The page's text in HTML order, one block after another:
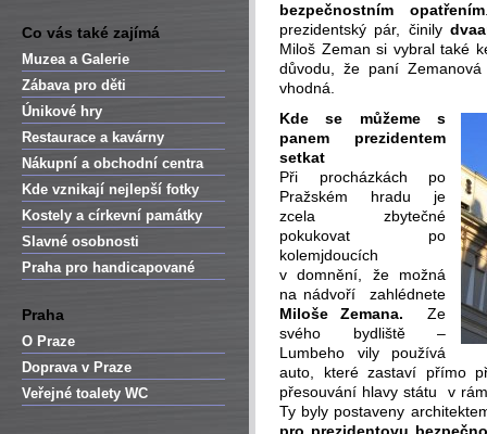
Co vás také zajímá
Muzea a Galerie
Zábava pro děti
Únikové hry
Restaurace a kavárny
Nákupní a obchodní centra
Kde vznikají nejlepší fotky
Kostely a církevní památky
Slavné osobnosti
Praha pro handicapované
Praha
O Praze
Doprava v Praze
Veřejné toalety WC
bezpečnostním opatřením
prezidentský pár, činily
Miloš Zeman si vybral také
důvodu, že paní
vhodná.
Kde se můžeme s
panem prezidentem
setkat
Při procházkách po
Pražském hradu je
zcela zbytečné
pokukovat po
kolemjdoucích
v domnění, že možná
na nádvoří zahlédnete
Miloše Zemana. Ze
svého bydliště –
Lumbeho vily používá
auto, které zastaví přímo
přesouvání hlavy státu v
Ty byly postaveny